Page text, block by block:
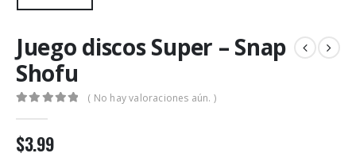
Juego discos Super – Snap
Shofu
( No hay valoraciones aún. )
$3.99